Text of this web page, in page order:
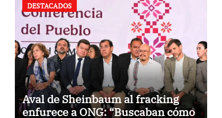
DESTACADOS
Aval de Sheinbaum al fracking
enfurece a ONG: “Buscaban cómo